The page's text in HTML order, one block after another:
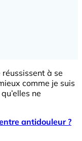
à se
comme je suis
ne
antidouleur ?